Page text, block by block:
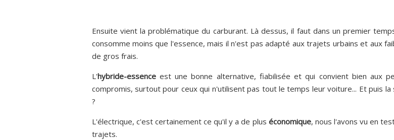
Ensuite vient la problématique du carburant. Là dessus, il faut dans un premier
consomme moins que l'essence, mais il n'est pas adapté aux trajets urbains et aux
de gros frais.
L'hybride-essenceest une bonne alternative, fiabilisée et qui convient bien aux
compromis, surtout pour ceux qui n'utilisent pas tout le temps leur voiture... Et puis
?
L'électrique, c'est certainement ce qu'il y a de plus économique, nous l'avons vu en
trajets.